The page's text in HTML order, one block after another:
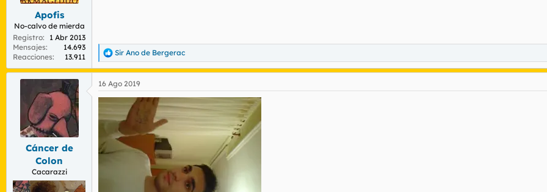
Apofis
No-calvo de mierda
Registro
1 Abr 2013
Mensajes
14.693
Reacciones
13.911
R
e
a
c
c
o
s
:
Sir Ano de Bergerac
Cáncer de
Colon
Cacarazzi
16 Ago 2019